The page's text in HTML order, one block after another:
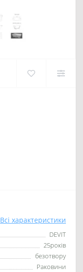
Всі характеристики
DEVIT
25років
безотвору
Раковини